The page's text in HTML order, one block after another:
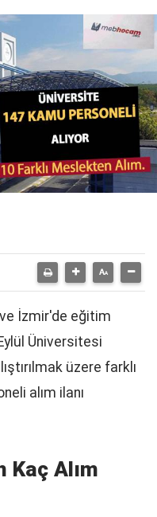
İzmir'de eğitim
Üniversitesi
üzere farklı
alım ilanı
Kaç Alım